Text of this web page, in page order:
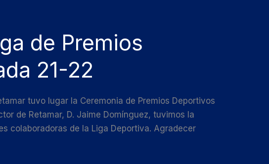
de Premios
21-22
tuvo lugar la Ceremonia de Premios Deportivos
de Retamar, D. Jaime Domínguez, tuvimos la
colaboradoras de la Liga Deportiva. Agradecer